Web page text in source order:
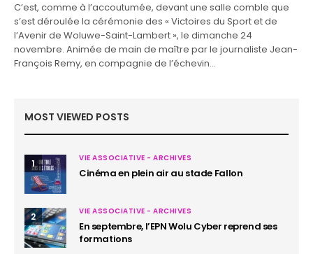
C’est, comme à l’accoutumée, devant une salle comble que
s’est déroulée la cérémonie des « Victoires du Sport et de
l’Avenir de Woluwe-Saint-Lambert », le dimanche 24
novembre. Animée de main de maître par le journaliste Jean-
François Remy, en compagnie de l’échevin…
MOST VIEWED POSTS
1 VIE ASSOCIATIVE - ARCHIVES
Cinéma en plein air au stade Fallon
2 VIE ASSOCIATIVE - ARCHIVES
En septembre, l’EPN Wolu Cyber reprend ses
formations